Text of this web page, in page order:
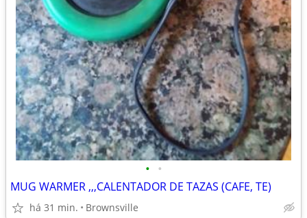
• •
MUG WARMER ,,,CALENTADOR DE TAZAS (CAFE, TE)
há 31 min. Brownsville